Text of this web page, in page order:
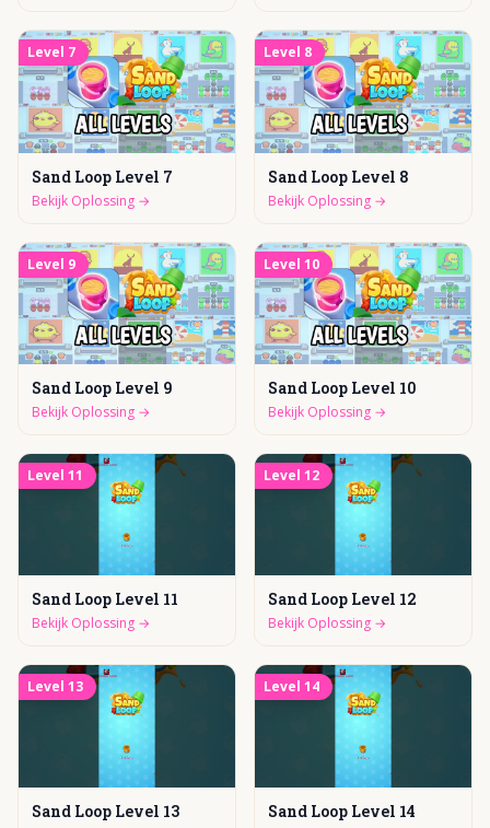
Level 7
Sand Loop Level 7
Bekijk Oplossing →
Level 8
Sand Loop Level 8
Bekijk Oplossing →
Level 9
Sand Loop Level 9
Bekijk Oplossing →
Level 10
Sand Loop Level 10
Bekijk Oplossing →
Level 11
Sand Loop Level 11
Bekijk Oplossing →
Level 12
Sand Loop Level 12
Bekijk Oplossing →
Level 13
Sand Loop Level 13
Level 14
Sand Loop Level 14